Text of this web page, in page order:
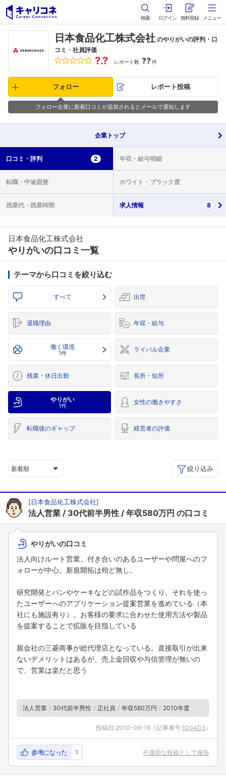
検索 ログイン 無料登録 メニュー
日本食品化工株式会社 のやりがいの評判・口
コミ・社員評価
?.? レポート数 ??件
フォロー レポート投稿
フォロー企業に新着口コミが追加されるとメールで通知します
企業 トップ
口コミ・ 評判 2 年収・ 給与明細
転職・ 中途面接 ホワイト・ ブラック度
残業代・ 残業時間 求人情報 8
日本食品化工株式会社
やりがいの口コミ一覧
テーマから口コミを絞り込む
すべて 出世
退職理由 年収・給与
働く環境
1件 ライバル企業
残業・休日出勤 長所・短所
やりがい
1件 女性の働きやすさ
転職後のギャップ 経営者の評価
新着順 絞り込み
[日本食品化工株式会社]
法人営業 30代前半男性 年収580万円 の口コミ
やりがいの口コミ
法人向けルート営業。付き合いのあるユーザーや問屋へのフ
ォローが中心。新規開拓は殆ど無し。
研究開発とパンやケーキなどの試作品をつくり、それを使っ
たユーザーへのアプリケーション提案営業を進めている（本
社にも施設有り）。お客様の要求に合わせた使用方法や製品
を提案することで拡販を目指している
親会社の三菱商事が総代理店となっている。直接取引が出来
ないデメリットはあるが、売上金回収や与信管理が無いの
で、営業は楽だと思う
法人営業 30代前半男性 正社員 年収580万円 2010年度
投稿日:2010-09-18 （記事番号:100403 ）
参考になった 1 不適切な投稿として報告